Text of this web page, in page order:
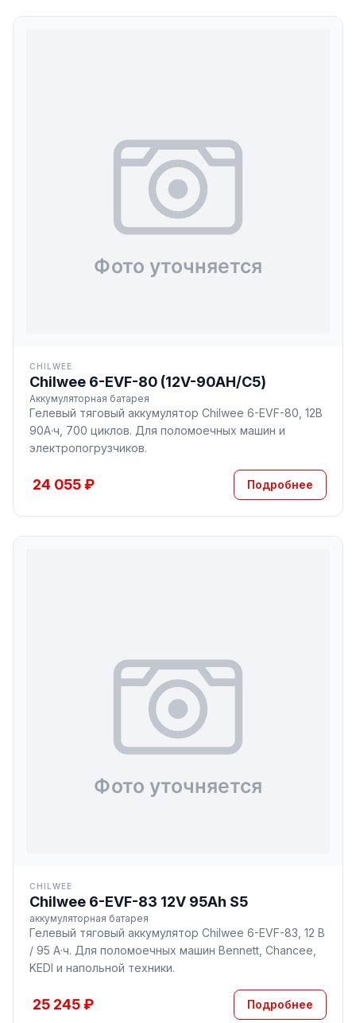
CHILWEE
Chilwee 6-EVF-80 (12V-90AH/С5)
Аккумуляторная батарея
Гелевый тяговый аккумулятор Chilwee 6-EVF-80, 12В
90А·ч, 700 циклов. Для поломоечных машин и
электропогрузчиков.
24 055 ₽ Подробнее
CHILWEE
Chilwee 6-EVF-83 12V 95Ah S5
аккумуляторная батарея
Гелевый тяговый аккумулятор Chilwee 6-EVF-83, 12 В
/ 95 А·ч. Для поломоечных машин Bennett, Chancee,
KEDI и напольной техники.
25 245 ₽ Подробнее